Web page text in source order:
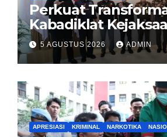
Perkuat
Kabadiklat
Siregar Jalin
LAN RI
5 AGUSTUS 2026 ADMIN
APRESIASI KRIMINAL NARKOTIKA